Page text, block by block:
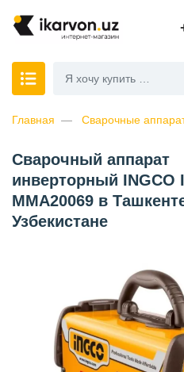
Главная Сварочные
Сварочный аппарат
инверторный INGCO
MMA20069 в
Узбекистане